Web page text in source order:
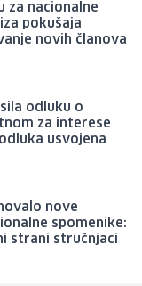
za nacionalne
pokušaja
novih članova
odluku o
za interese
usvojena
nove
spomenike:
strani stručnjaci